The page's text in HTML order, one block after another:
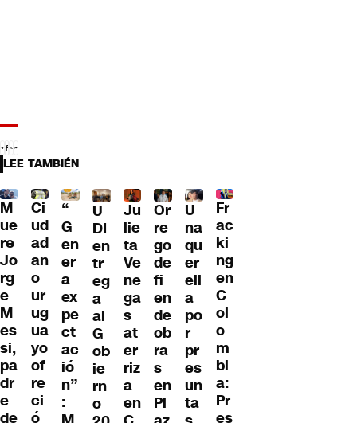
LEE TAMBIÉN
M
ue
re
Jo
rg
e
M
es
si,
pa
dr
e
de
Ci
ud
ad
an
o
ur
ug
ua
yo
of
re
ci
ó
“
G
en
er
a
ex
pe
ct
ac
ió
n”
:
U
DI
en
tr
eg
a
al
G
ob
ie
rn
o
Ju
lie
ta
Ve
ne
ga
s
at
er
riz
a
en
Or
re
go
de
fi
en
de
ob
ra
s
en
Pl
U
na
qu
er
ell
a
po
r
pr
es
un
ta
Fr
ac
ki
ng
en
C
ol
o
m
bi
a:
Pr
es